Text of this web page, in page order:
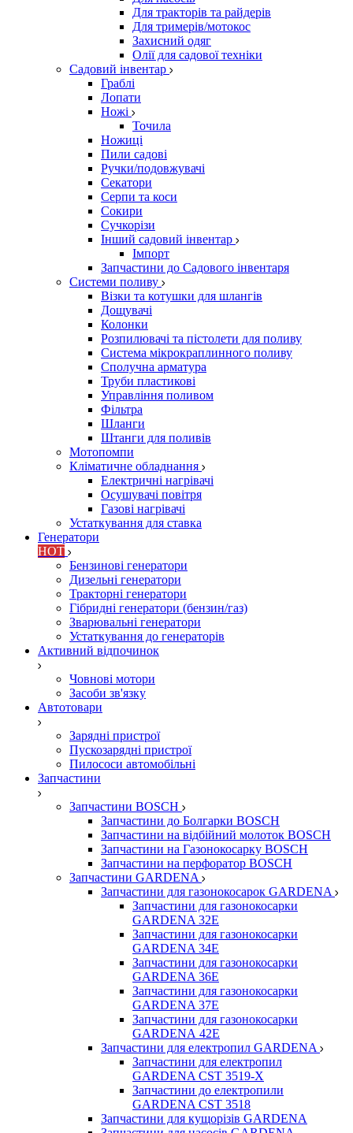
Для тракторів та райдерів
Для тримерів/мотокос
Захисний одяг
Олії для садової техніки
Садовий інвентар
Граблі
Лопати
Ножі
Точила
Ножиці
Пили садові
Ручки/подовжувачі
Секатори
Серпи та коси
Сокири
Сучкорізи
Інший садовий інвентар
Імпорт
Запчастини до Садового інвентаря
Системи поливу
Візки та котушки для шлангів
Дощувачі
Колонки
Розпилювачі та пістолети для поливу
Система мікрокраплинного поливу
Сполучна арматура
Труби пластикові
Управління поливом
Фільтра
Шланги
Штанги для поливів
Мотопомпи
Кліматичне обладнання
Електричні нагрівачі
Осушувачі повітря
Газові нагрівачі
Устаткування для ставка
Генератори
HOT
Бензинові генератори
Дизельні генератори
Тракторні генератори
Гібридні генератори (бензин/газ)
Зварювальні генератори
Устаткування до генераторів
Активний відпочинок
Човнові мотори
Засоби зв'язку
Автотовари
Зарядні пристрої
Пускозарядні пристрої
Пилососи автомобільні
Запчастини
Запчастини BOSCH
Запчастини до Болгарки BOSCH
Запчастини на відбійний молоток BOSCH
Запчастини на Газонокосарку BOSCH
Запчастини на перфоратор BOSCH
Запчастини GARDENA
Запчастини для газонокосарок GARDENA
Запчастини для газонокосарки
GARDENA 32Е
Запчастини для газонокосарки
GARDENA 34Е
Запчастини для газонокосарки
GARDENA 36Е
Запчастини для газонокосарки
GARDENA 37Е
Запчастини для газонокосарки
GARDENА 42Е
Запчастини для електропил GARDENA
Запчастини для електропил
GARDENA CST 3519-X
Запчастини до електропили
GARDENA CST 3518
Запчастини для кущорізів GARDENA